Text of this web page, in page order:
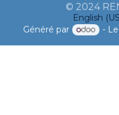
© 2024
English
Généré par
-